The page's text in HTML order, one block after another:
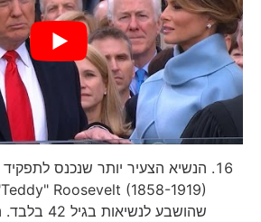
הנשיא הצעיר יותר שנכנס לתפקיד היה
שהושבע לנשיאות בגיל